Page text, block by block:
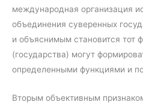
международная организация
объединения суверенных
и объяснимым становится тот
(государства) могут
определенными функциями и
Вторым объективным